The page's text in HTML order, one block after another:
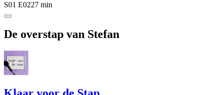
S01 E0227 min
De overstap van Stefan